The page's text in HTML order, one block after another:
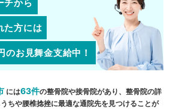
チから
た方には
のお見舞金支給中！
には63件の整骨院や接骨院があり、整骨院の詳
ちや腰椎捻挫に最適な通院先を見つけることが